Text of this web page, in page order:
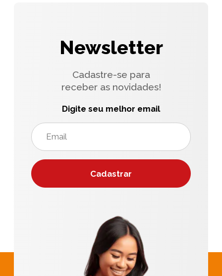
Newsletter
Cadastre-se para
receber as novidades!
Digite seu melhor email